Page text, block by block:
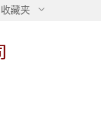
收藏夹